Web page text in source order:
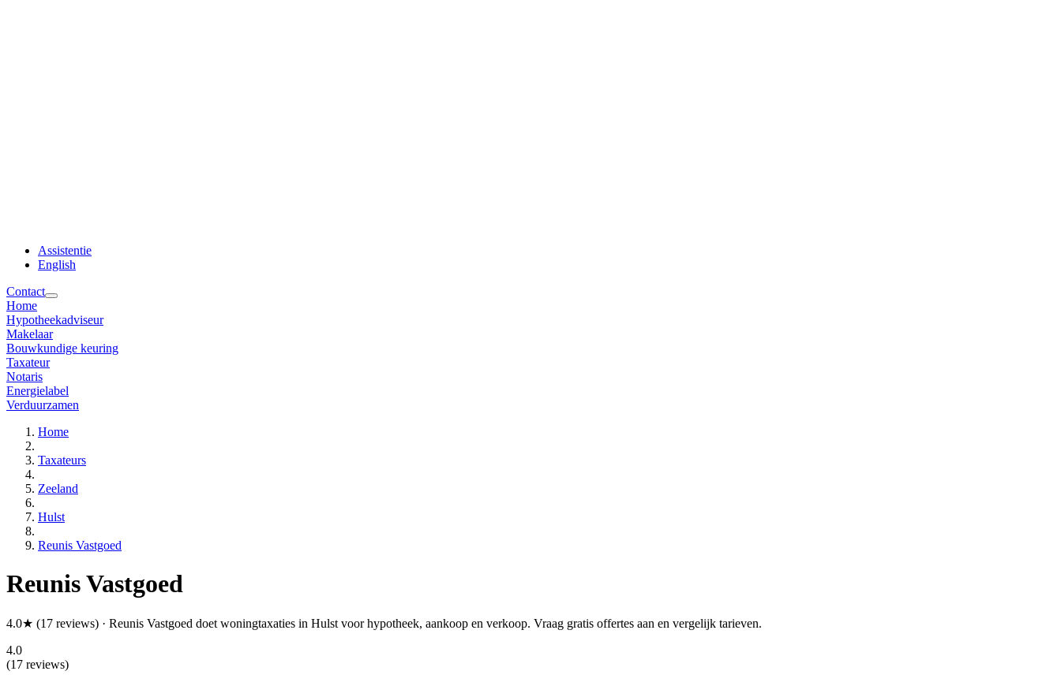
Assistentie
English
Contact
Home
Hypotheekadviseur
Makelaar
Bouwkundige keuring
Taxateur
Notaris
Energielabel
Verduurzamen
Home
Taxateurs
Zeeland
Hulst
Reunis Vastgoed
Reunis Vastgoed
4.0★ (17 reviews) · Reunis Vastgoed doet woningtaxaties in Hulst voor hypotheek, aankoop en verkoop. Vraag gratis offertes aan en vergelijk tarieven.
4.0
(17 reviews)